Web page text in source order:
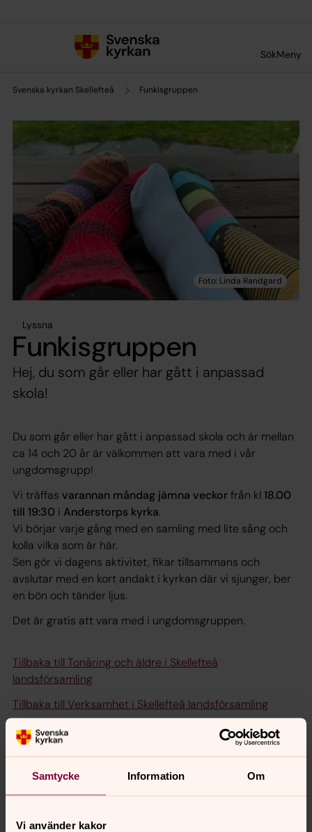
Samtycke Information Om
Vi använder kakor
SökMeny
Svenska kyrkan Skellefteå Funkisgruppen
Lyssna
Funkisgruppen
Hej, du som går eller har gått i anpassad
skola!
Du som går eller har gått i anpassad skola och är mellan
ca 14 och 20 år är välkommen att vara med i vår
ungdomsgrupp!
Vi träffas varannan måndag jämna veckorfrån kl 18.00
till 19:30 i Anderstorps kyrka.
Vi börjar varje gång med en samling med lite sång och
kolla vilka som är här.
Sen gör vi dagens aktivitet, fikar tillsammans och
avslutar med en kort andakt i kyrkan där vi sjunger, ber
en bön och tänder ljus.
Det är gratis att vara med i ungdomsgruppen.
Tillbaka till Tonåring och äldre i Skellefteå
landsförsamling
Tillbaka till Verksamhet i Skellefteå landsförsamling
Tillbaka till Skellefteå landförsamling
Tillbaka till start
Senast ändrad 11 november 2025